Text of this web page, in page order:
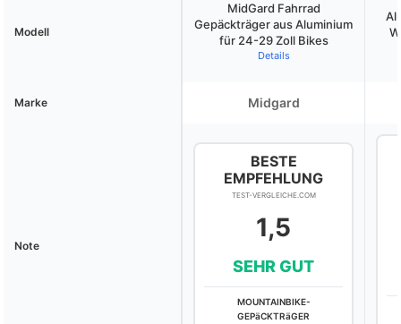
Modell
MidGard Fahrrad
Gepäckträger aus Aluminium
für 24-29 Zoll Bikes
Details
Marke Midgard
Note
BESTE
EMPFEHLUNG
TEST-VERGLEICHE.COM
1,5
SEHR GUT
MOUNTAINBIKE-
GEPäCKTRäGER